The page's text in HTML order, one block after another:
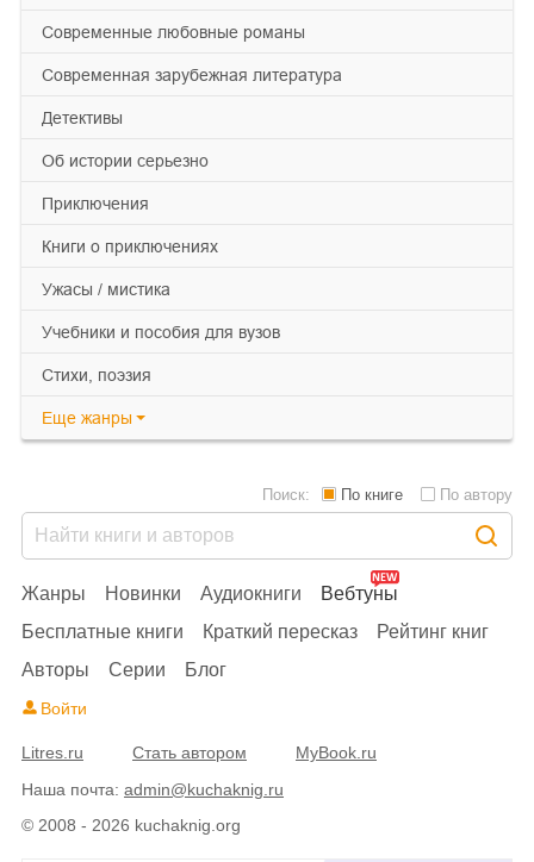
современные любовные романы
современная зарубежная литература
детективы
об истории серьезно
приключения
книги о приключениях
ужасы / мистика
учебники и пособия для вузов
cтихи, поэзия
Еще жанры
© 2008 - 2026 kuchaknig.org
Жанры Новинки Аудиокниги
Вебтуны
Бесплатные книги
Краткий пересказ
Рейтинг книг
Авторы
Серии Блог
Поиск: По книге По автору
Войти
Litres.ru Стать автором
MyBook.ru
Наша почта: admin@kuchaknig.ru